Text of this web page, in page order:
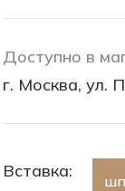
Доступно в
г. Москва, ул.
Вставка: